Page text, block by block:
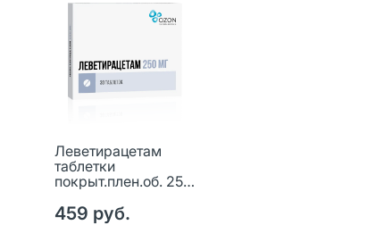
Леветирацетам
таблетки
покрыт.плен.об. 250
459 руб.